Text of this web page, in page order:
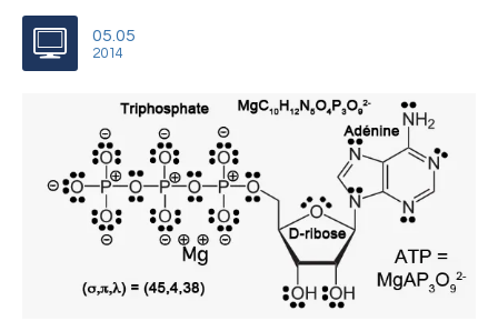
05.05
2014